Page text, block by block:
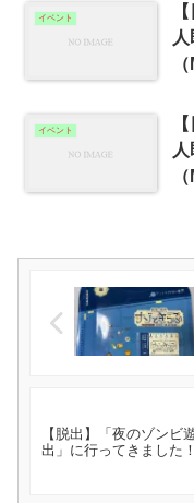
イベント
イベント
【脱出】「夜のゾンビ
出」に行ってきました！